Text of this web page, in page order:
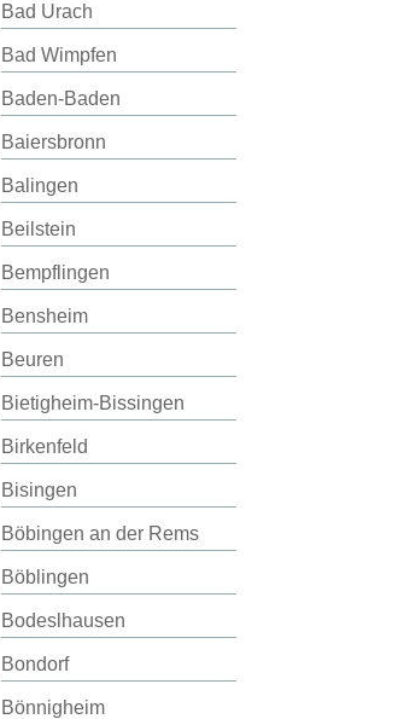
Bad Urach
Bad Wimpfen
Baden-Baden
Baiersbronn
Balingen
Beilstein
Bempflingen
Bensheim
Beuren
Bietigheim-Bissingen
Birkenfeld
Bisingen
Böbingen an der Rems
Böblingen
Bodeslhausen
Bondorf
Bönnigheim